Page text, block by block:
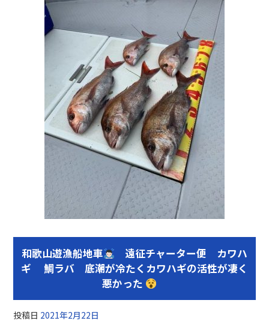
和歌山遊漁船地車
遠征チャーター便 カワハ
ギ 鯛ラバ 底潮が冷たくカワハギの活性が凄く
悪かった
投稿日 2021年2月22日